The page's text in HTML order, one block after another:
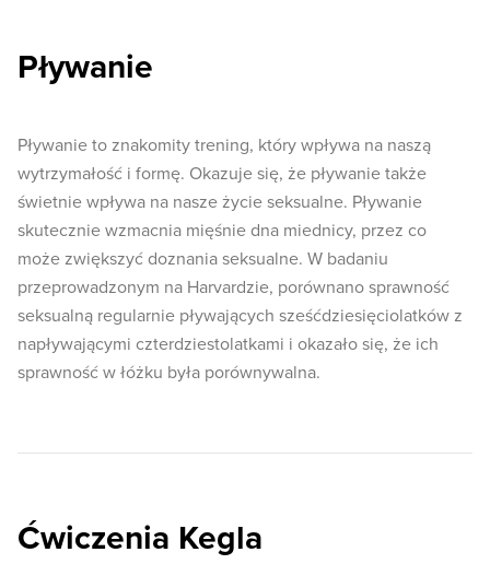
Pływanie
Pływanie to znakomity trening, który wpływa na naszą
wytrzymałość i formę. Okazuje się, że pływanie także
świetnie wpływa na nasze życie seksualne. Pływanie
skutecznie wzmacnia mięśnie dna miednicy, przez co
może zwiększyć doznania seksualne. W badaniu
przeprowadzonym na Harvardzie, porównano sprawność
seksualną regularnie pływających sześćdziesięciolatków z
napływającymi czterdziestolatkami i okazało się, że ich
sprawność w łóżku była porównywalna.
Ćwiczenia Kegla